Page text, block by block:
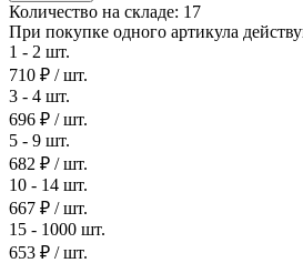
Количество на складе: 17
При покупке одного артикула
1 - 2 шт.
710 ₽ / шт.
3 - 4 шт.
696 ₽ / шт.
5 - 9 шт.
682 ₽ / шт.
10 - 14 шт.
667 ₽ / шт.
15 - 1000 шт.
653 ₽ / шт.